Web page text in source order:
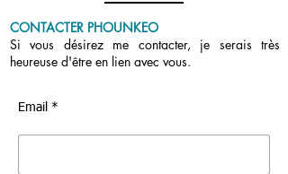
CONTACTER PHOUNKEO
Si vous désirez me contacter, je serais très
heureuse d'être en lien avec vous.
Email *